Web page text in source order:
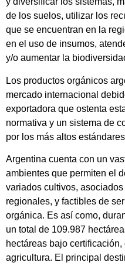
de los suelos, utilizar los
que se encuentran en la
en el uso de insumos,
y/o aumentar la
Los productos orgánicos
mercado internacional
exportadora que ostenta
normativa y un sistema de
por los más altos
Argentina cuenta con un
ambientes que permiten el
variados cultivos,
regionales, y factibles de
orgánica. Es así como,
un total de 109.987
hectáreas bajo
agricultura. El principal